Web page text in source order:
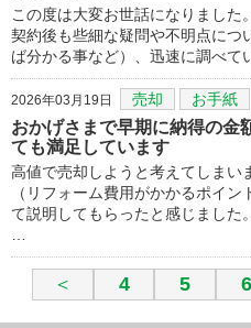
この度は大変お世話になりました。
契約後も些細な疑問や不明点につ
ば分かる事など）、迅速に調べて
2026年03月19日 売却 お手紙
おかげさまで早期に納得の金
ても満足しています
高値で売却しようと考えてしまい
（リフォーム費用がかかるポイ
て説明してもらったと感じました。
＜ 4 5 6